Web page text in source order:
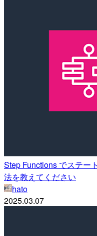
Step Functions でステー
法を教えてください
hato
2025.03.07